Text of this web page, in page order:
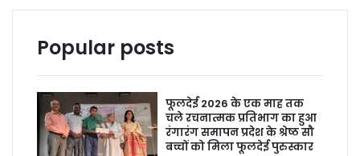
Popular posts
फूलदेई 2026 के एक माह तक
चले रचनात्मक प्रतिभाग का हुआ
रंगारंग समापन प्रदेश के श्रेष्ठ सौ
बच्चों को मिला फूलदेई पुरुस्कार